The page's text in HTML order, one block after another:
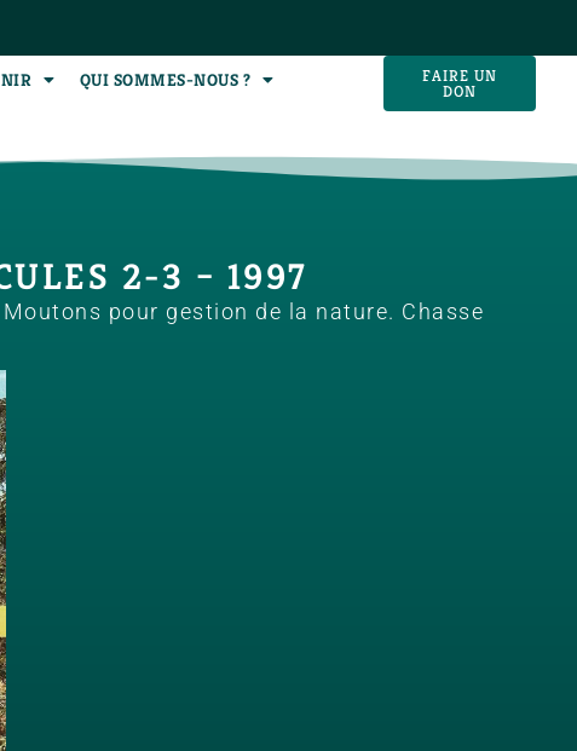
QUI SOMMES-NOUS ? FAIRE UN
DON
2-3 – 1997
pour gestion de la nature. Chasse